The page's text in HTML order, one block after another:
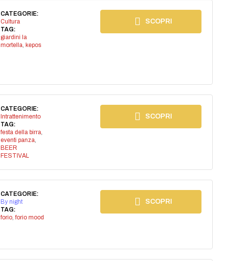
CATEGORIE:
Cultura
TAG:
giardini la
mortella, kepos
SCOPRI
CATEGORIE:
Intrattenimento
TAG:
festa della birra,
eventi panza,
BEER
FESTIVAL
SCOPRI
CATEGORIE:
By night
TAG:
forio, forio mood
SCOPRI